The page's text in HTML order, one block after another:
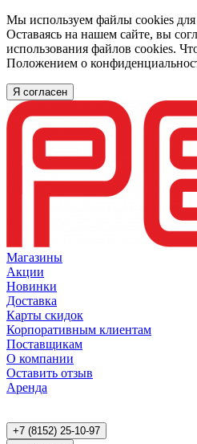
Мы используем файлы cookies для
Оставаясь на нашем сайте, вы
использования файлов cookies.
Положением о
Я согласен
Магазины
Акции
Новинки
Доставка
Карты скидок
Корпоративным клиентам
Поставщикам
О компании
Оставить отзыв
Аренда
+7 (8152) 25-10-97